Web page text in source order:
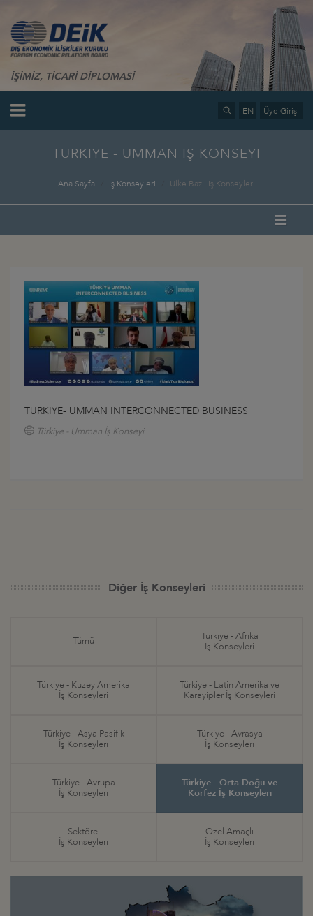
İŞİMİZ, TİCARİ DİPLOMASİ
EN Üye Girişi
TÜRKİYE - UMMAN İŞ KONSEYİ
Ana Sayfa İş Konseyleri Ülke Bazlı İş Konseyleri
TÜRKİYE- UMMAN INTERCONNECTED BUSINESS
Türkiye - Umman İş Konseyi
Diğer İş Konseyleri
Tümü
Türkiye - Afrika
İş Konseyleri
Türkiye - Kuzey Amerika
İş Konseyleri
Türkiye - Latin Amerika ve
Karayipler İş Konseyleri
Türkiye - Asya Pasifik
İş Konseyleri
Türkiye - Avrasya
İş Konseyleri
Türkiye - Avrupa
İş Konseyleri
Türkiye - Orta Doğu ve
Körfez İş Konseyleri
Sektörel
İş Konseyleri
Özel Amaçlı
İş Konseyleri